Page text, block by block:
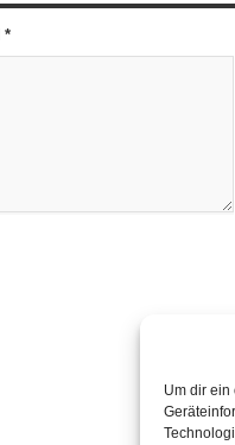
Um dir ein
*